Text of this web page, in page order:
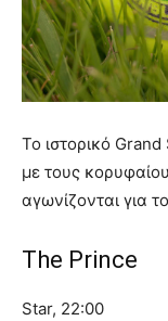
Το ιστορικό
με τους
αγωνίζονται για
The Prince
Star, 22:00